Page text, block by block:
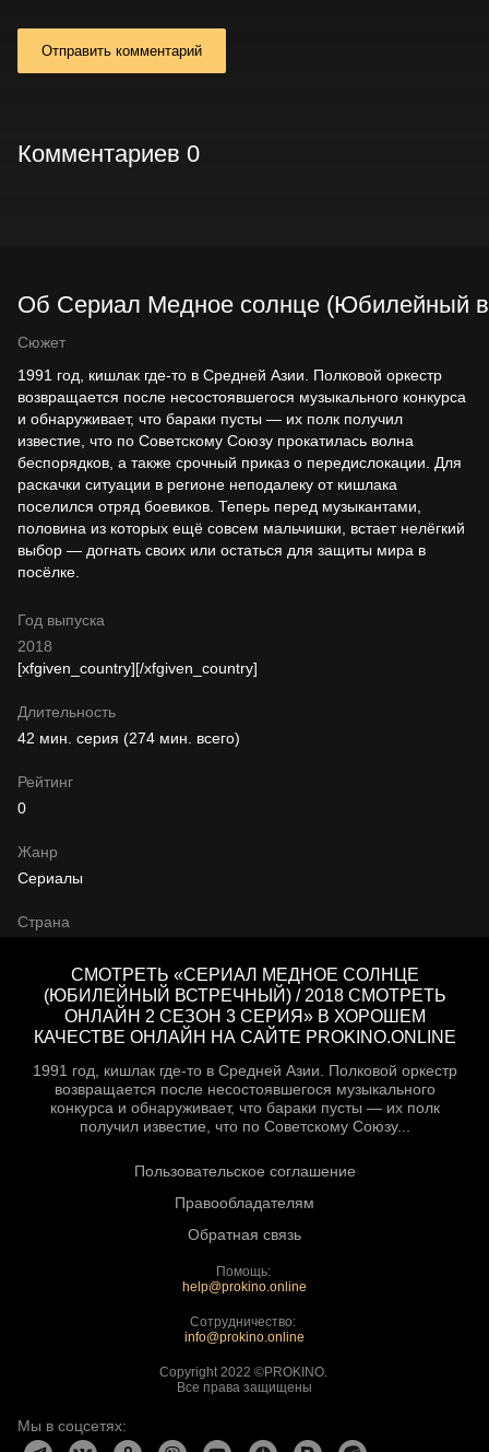
Отправить комментарий
Комментариев 0
Об Сериал Медное солнце (Юбилейный
Сюжет
1991 год, кишлак где-то в Средней Азии. Полковой оркестр
возвращается после несостоявшегося музыкального конкурса
и обнаруживает, что бараки пусты — их полк получил
известие, что по Советскому Союзу прокатилась волна
беспорядков, а также срочный приказ о передислокации. Для
раскачки ситуации в регионе неподалеку от кишлака
поселился отряд боевиков. Теперь перед музыкантами,
половина из которых ещё совсем мальчишки, встает нелёгкий
выбор — догнать своих или остаться для защиты мира в
посёлке.
Год выпуска
2018
Жанр
Сериалы
Длительность
42 мин. серия (274 мин. всего)
[xfgiven_country]
Страна
[/xfgiven_country]
Рейтинг
0
СМОТРЕТЬ «СЕРИАЛ МЕДНОЕ СОЛНЦЕ
(ЮБИЛЕЙНЫЙ ВСТРЕЧНЫЙ) / 2018 СМОТРЕТЬ
ОНЛАЙН 2 СЕЗОН 3 СЕРИЯ» В ХОРОШЕМ
КАЧЕСТВЕ ОНЛАЙН НА САЙТЕ PROKINO.ONLINE
1991 год, кишлак где-то в Средней Азии. Полковой оркестр
возвращается после несостоявшегося музыкального
конкурса и обнаруживает, что бараки пусты — их полк
получил известие, что по Советскому Союзу...
Пользовательское соглашение
Правообладателям
Обратная связь
Помощь:
help@prokino.online
Сотрудничество:
info@prokino.online
Copyright 2022 ©PROKINO.
Все права защищены
Мы в соцсетях: